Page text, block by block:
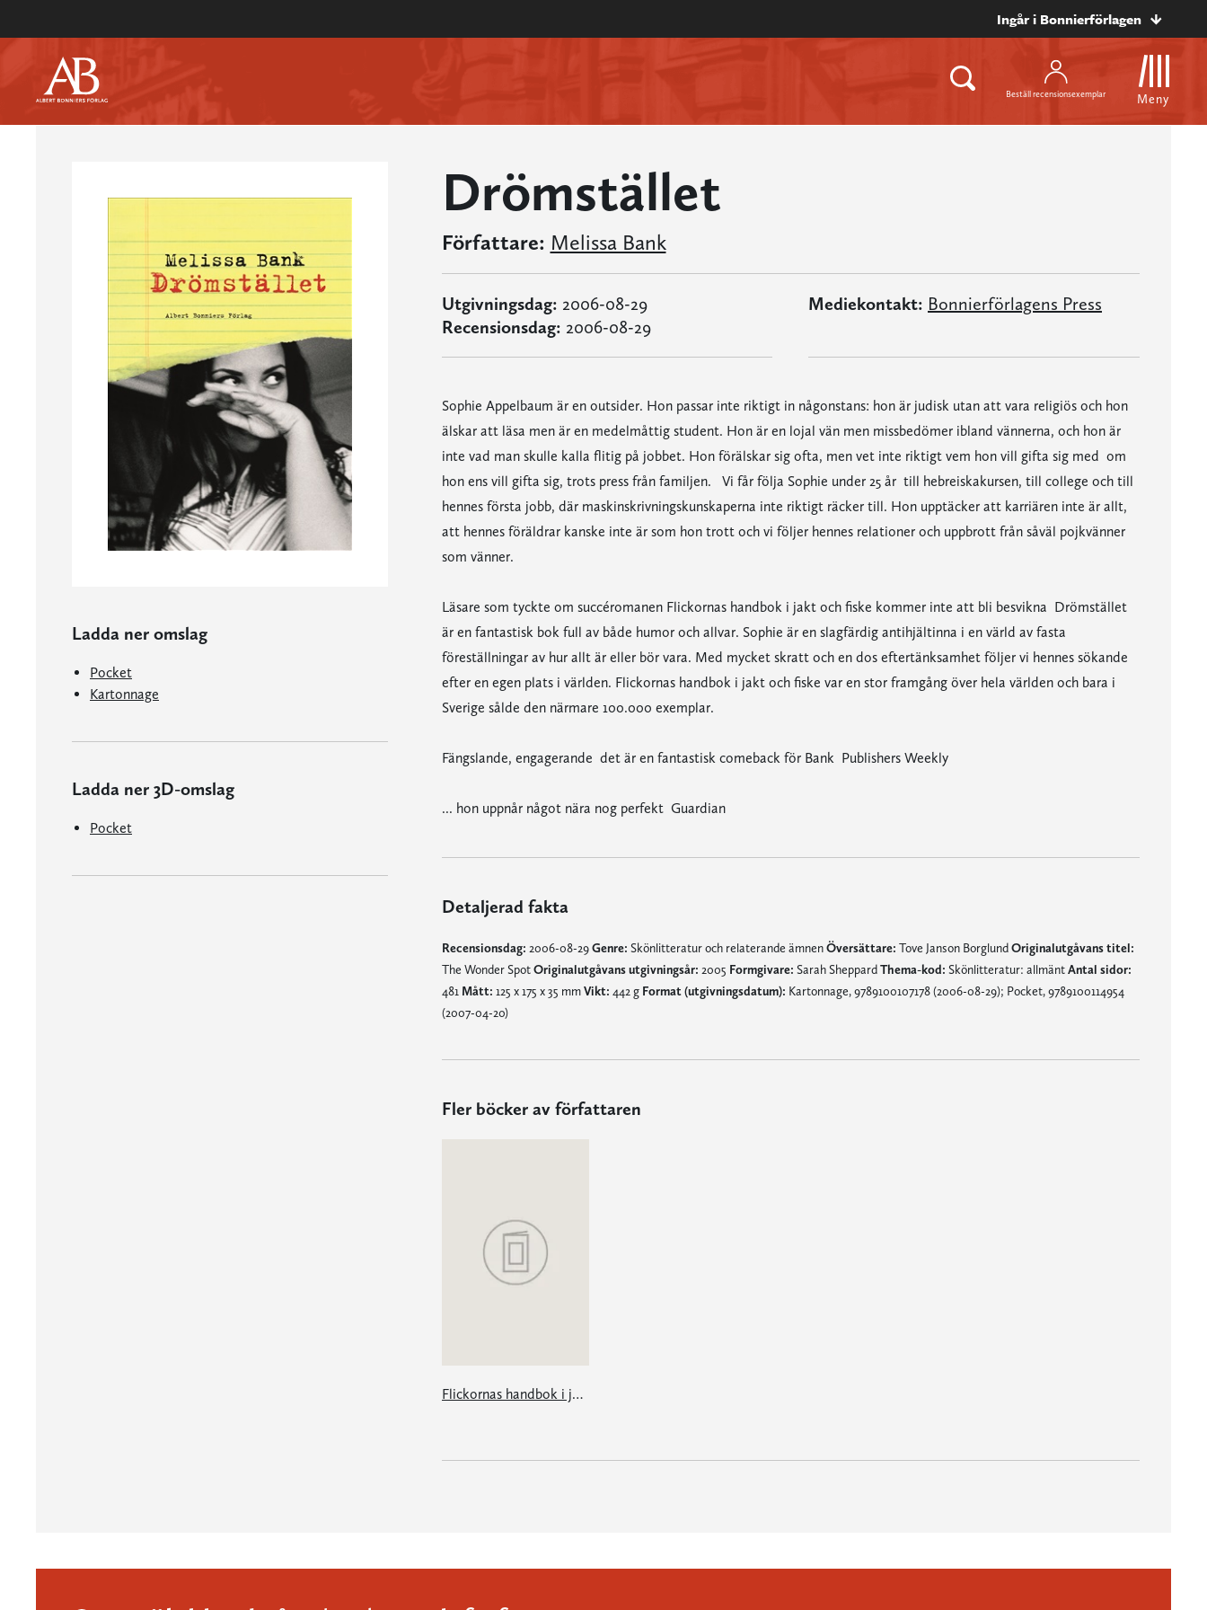
Ingår i Bonnierförlagen
Beställ recensionsexemplar Meny
Ladda ner omslag
Pocket
Kartonnage
Ladda ner 3D-omslag
Pocket
Drömstället
Författare: Melissa Bank
Utgivningsdag: 2006-08-29
Recensionsdag: 2006-08-29
Mediekontakt: Bonnierförlagens Press
Sophie Appelbaum är en outsider. Hon passar inte riktigt in någonstans: hon är judisk utan att vara religiös och hon
älskar att läsa men är en medelmåttig student. Hon är en lojal vän men missbedömer ibland vännerna, och hon är
inte vad man skulle kalla flitig på jobbet. Hon förälskar sig ofta, men vet inte riktigt vem hon vill gifta sig med  om
hon ens vill gifta sig, trots press från familjen. Vi får följa Sophie under 25 år  till hebreiskakursen, till college och till
hennes första jobb, där maskinskrivningskunskaperna inte riktigt räcker till. Hon upptäcker att karriären inte är allt,
att hennes föräldrar kanske inte är som hon trott och vi följer hennes relationer och uppbrott från såväl pojkvänner
som vänner.
Läsare som tyckte om succéromanen Flickornas handbok i jakt och fiske kommer inte att bli besvikna  Drömstället
är en fantastisk bok full av både humor och allvar. Sophie är en slagfärdig antihjältinna i en värld av fasta
föreställningar av hur allt är eller bör vara. Med mycket skratt och en dos eftertänksamhet följer vi hennes sökande
efter en egen plats i världen. Flickornas handbok i jakt och fiske var en stor framgång över hela världen och bara i
Sverige sålde den närmare 100.000 exemplar.
Fängslande, engagerande  det är en fantastisk comeback för Bank  Publishers Weekly
... hon uppnår något nära nog perfekt  Guardian
Detaljerad fakta
Recensionsdag: 2006-08-29Genre: Skönlitteratur och relaterande ämnenÖversättare: Tove Janson BorglundOriginalutgåvans titel:
The Wonder SpotOriginalutgåvans utgivningsår: 2005 Formgivare: Sarah SheppardThema-kod: Skönlitteratur: allmäntAntal sidor:
481 Mått: 125 x 175 x 35 mmVikt: 442 g Format (utgivningsdatum): Kartonnage, 9789100107178 (2006-08-29); Pocket, 9789100114954
(2007-04-20)
Fler böcker av författaren
Flickornas handbok i jakt och fiske